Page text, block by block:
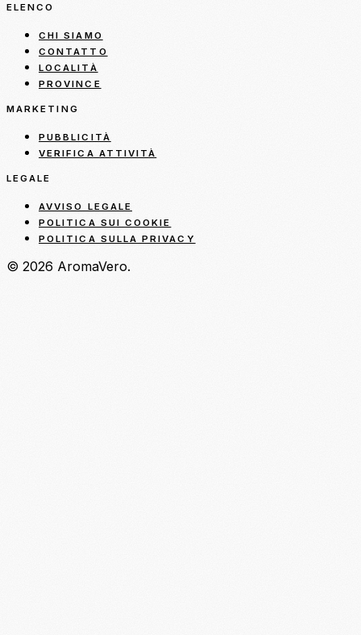
ELENCO
CHI SIAMO
CONTATTO
LOCALITÀ
PROVINCE
MARKETING
PUBBLICITÀ
VERIFICA ATTIVITÀ
LEGALE
AVVISO LEGALE
POLITICA SUI COOKIE
POLITICA SULLA PRIVACY
© 2026 AromaVero.